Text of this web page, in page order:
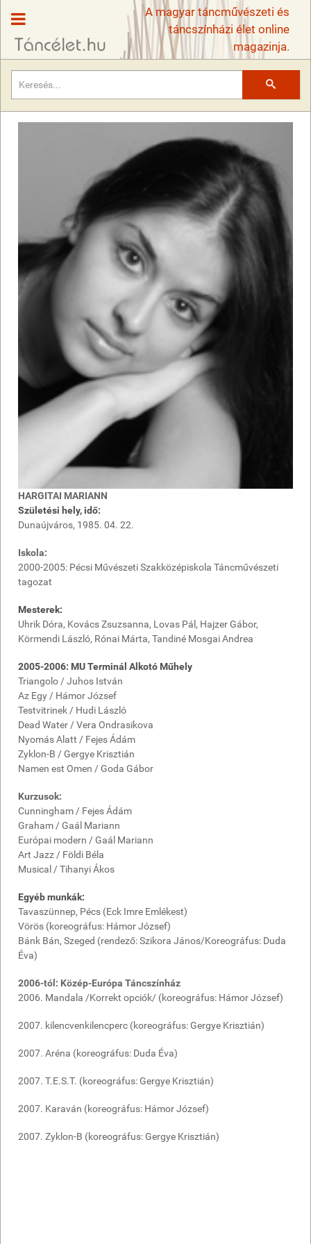
A magyar táncművészeti és
táncszínházi élet online
magazinja.
HARGITAI MARIANN
Születési hely, idő:
Dunaújváros, 1985. 04. 22.
Iskola:
2000-2005: Pécsi Művészeti Szakközépiskola Táncművészeti
tagozat
Mesterek:
Uhrik Dóra, Kovács Zsuzsanna, Lovas Pál, Hajzer Gábor,
Körmendi László, Rónai Márta, Tandiné Mosgai Andrea
2005-2006: MU Terminál Alkotó Műhely
Triangolo / Juhos István
Az Egy / Hámor József
Testvitrinek / Hudi László
Dead Water / Vera Ondrasikova
Nyomás Alatt / Fejes Ádám
Zyklon-B /Gergye Krisztián
Namen est Omen / Goda Gábor
Kurzusok:
Cunningham / Fejes Ádám
Graham / Gaál Mariann
Európai modern / Gaál Mariann
Art Jazz / Földi Béla
Musical / Tihanyi Ákos
Egyéb munkák:
Tavaszünnep, Pécs (Eck Imre Emlékest)
Vörös (koreográfus: Hámor József)
Bánk Bán, Szeged (rendező: Szikora János/Koreográfus: Duda
Éva)
2006-tól: Közép-Európa Táncszínház
2006. Mandala /Korrekt opciók/ (koreográfus: Hámor József)
2007. kilencvenkilencperc (koreográfus:Gergye Krisztián)
2007. Aréna (koreográfus: Duda Éva)
2007. T.E.S.T. (koreográfus: Gergye Krisztián)
2007. Karaván (koreográfus: Hámor József)
2007. Zyklon-B (koreográfus:Gergye Krisztián)